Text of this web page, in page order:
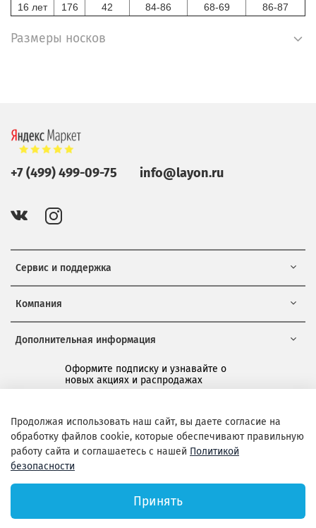
16 лет
176 42 84-86 68-69 86-87
Размеры носков
Сервис и поддержка
Компания
Дополнительная информация
Оформите подписку и узнавайте о
новых акциях и распродажах
Подписаться
+7 (499) 499-09-75 info@layon.ru
Официальный сайт Layon.ru
Продолжая использовать наш сайт, вы даете согласие на
обработку файлов cookie, которые обеспечивают правильную
работу сайта и соглашаетесь с нашей Политикой
безопасности
Принять